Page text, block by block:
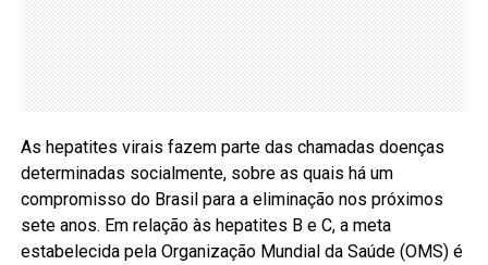
As hepatites virais fazem parte das chamadas doenças
determinadas socialmente, sobre as quais há um
compromisso do Brasil para a eliminação nos próximos
sete anos. Em relação às hepatites B e C, a meta
estabelecida pela Organização Mundial da Saúde (OMS) é